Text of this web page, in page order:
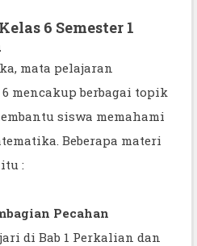
6 Semester 1
mata pelajaran
mencakup berbagai topik
siswa memahami
Beberapa materi
:
Pecahan
di Bab 1 Perkalian dan